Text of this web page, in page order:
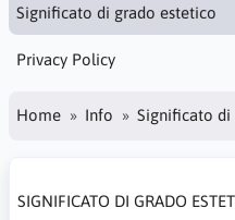
Significato di grado estetico
Privacy Policy
Home Info Significato di
SIGNIFICATO DI GRADO